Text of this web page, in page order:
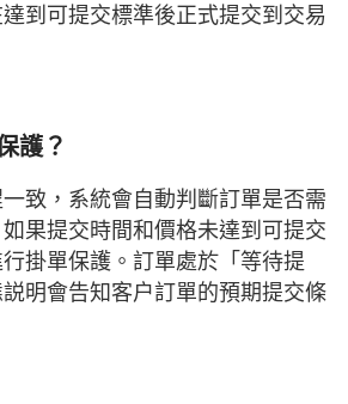
到可提交標準後正式提交到交易
護？
致，系統會自動判斷訂單是否需
果提交時間和價格未達到可提交
掛單保護。訂單處於「等待提
明會告知客户訂單的預期提交條